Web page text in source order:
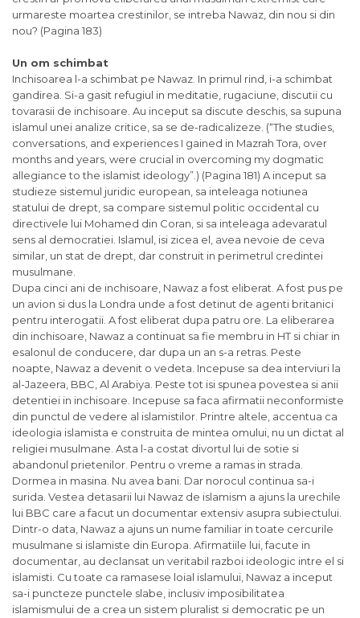
urmareste moartea crestinilor, se intreba Nawaz, din nou si din
nou? (Pagina 183)
Un om schimbat
Inchisoarea l-a schimbat pe Nawaz. In primul rind, i-a schimbat
gandirea. Si-a gasit refugiul in meditatie, rugaciune, discutii cu
tovarasii de inchisoare. Au inceput sa discute deschis, sa supuna
islamul unei analize critice, sa se de-radicalizeze. (“The studies,
conversations, and experiences I gained in Mazrah Tora, over
months and years, were crucial in overcoming my dogmatic
allegiance to the islamist ideology”.) (Pagina 181) A inceput sa
studieze sistemul juridic european, sa inteleaga notiunea
statului de drept, sa compare sistemul politic occidental cu
directivele lui Mohamed din Coran, si sa inteleaga adevaratul
sens al democratiei. Islamul, isi zicea el, avea nevoie de ceva
similar, un stat de drept, dar construit in perimetrul credintei
musulmane.
Dupa cinci ani de inchisoare, Nawaz a fost eliberat. A fost pus pe
un avion si dus la Londra unde a fost detinut de agenti britanici
pentru interogatii. A fost eliberat dupa patru ore. La eliberarea
din inchisoare, Nawaz a continuat sa fie membru in HT si chiar in
esalonul de conducere, dar dupa un an s-a retras. Peste
noapte, Nawaz a devenit o vedeta. Incepuse sa dea interviuri la
al-Jazeera, BBC, Al Arabiya. Peste tot isi spunea povestea si anii
detentiei in inchisoare. Incepuse sa faca afirmatii neconformiste
din punctul de vedere al islamistilor. Printre altele, accentua ca
ideologia islamista e construita de mintea omului, nu un dictat al
religiei musulmane. Asta l-a costat divortul lui de sotie si
abandonul prietenilor. Pentru o vreme a ramas in strada.
Dormea in masina. Nu avea bani. Dar norocul continua sa-i
surida. Vestea detasarii lui Nawaz de islamism a ajuns la urechile
lui BBC care a facut un documentar extensiv asupra subiectului.
Dintr-o data, Nawaz a ajuns un nume familiar in toate cercurile
musulmane si islamiste din Europa. Afirmatiile lui, facute in
documentar, au declansat un veritabil razboi ideologic intre el si
islamisti. Cu toate ca ramasese loial islamului, Nawaz a inceput
sa-i puncteze punctele slabe, inclusiv imposibilitatea
islamismului de a crea un sistem pluralist si democratic pe un